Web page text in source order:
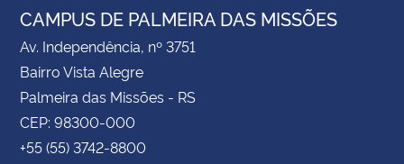
CAMPUS DE PALMEIRA DAS MISSÕES
Av. Independência, nº 3751
Bairro Vista Alegre
Palmeira das Missões - RS
CEP: 98300-000
+55 (55) 3742-8800